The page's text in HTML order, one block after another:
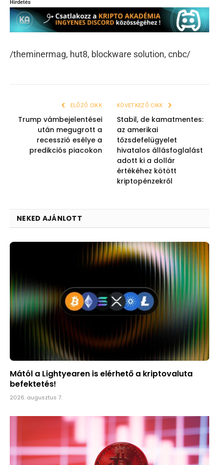
Hirdetés
/theminermag, hut8, blockware solution, cnbc/
ELŐZŐ CIKK
Trump vámbejelentései
után megugrott a
recesszió esélye a
predikciós piacokon
KÖVETKEZŐ CIKK
Stabil, de kamatmentes:
az amerikai
tőzsdefelügyelet
hivatalos állásfoglalást
adott ki a dollár
értékéhez kötött
kriptopénzekről
NEKED AJÁNLOTT
Mától a Lightyearen is elérhető a kriptovaluta
befektetés!
2026. augusztus 7.